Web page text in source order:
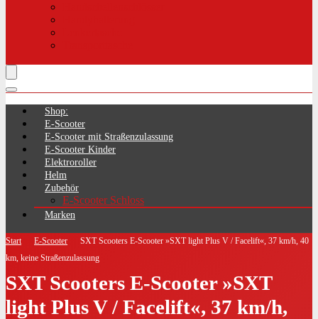
Shop:
E-Scooter
E-Scooter mit Straßenzulassung
E-Scooter Kinder
Elektroroller
Helm
Zubehör
E-Scooter Schloss
Marken
Start E-Scooter
SXT Scooters E-Scooter »SXT light Plus V / Facelift«, 37 km/h, 40
km, keine Straßenzulassung
SXT Scooters E-Scooter »SXT
light Plus V / Facelift«, 37 km/h,